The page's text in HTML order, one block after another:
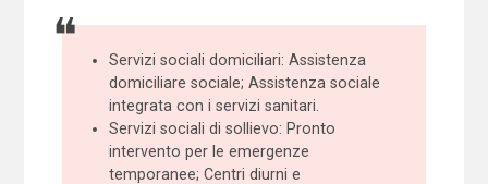
Servizi sociali domiciliari: Assistenza
domiciliare sociale; Assistenza sociale
integrata con i servizi sanitari.
Servizi sociali di sollievo: Pronto
intervento per le emergenze
temporanee; Centri diurni e